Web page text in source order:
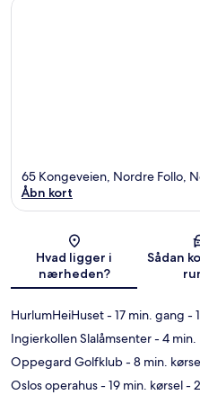
65 Kongeveien, Nordre Follo,
Åbn kort
Hvad ligger i
nærheden?
Sådan
HurlumHeiHuset- 17 min. gang -
Ingierkollen Slalåmsenter- 4 min.
Oppegard Golfklub- 8 min.
Oslos operahus- 19 min. kørsel-